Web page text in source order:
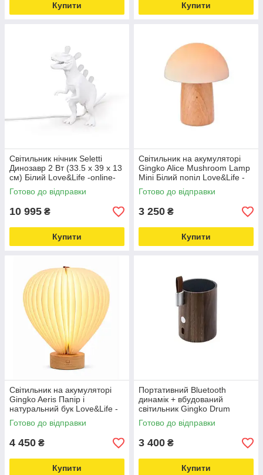
Купити Купити
Світильник нічник Seletti
Динозавр 2 Вт (33.5 х 39 х 13
см) Білий Love&Life -online-
multimarket-
Готово до відправки
10 995 ₴
Купити
Світильник на акумуляторі
Gingko Alice Mushroom Lamp
Mini Білий попіл Love&Life -
online-multimarket-
Готово до відправки
3 250 ₴
Купити
Світильник на акумуляторі
Gingko Aeris Папір і
натуральний бук Love&Life -
online-multimarket-
Готово до відправки
4 450 ₴
Купити
Портативний Bluetooth
динамік + вбудований
світильник Gingko Drum
Дерево горіх Love&Life -
online-multimarket-
Готово до відправки
3 400 ₴
Купити